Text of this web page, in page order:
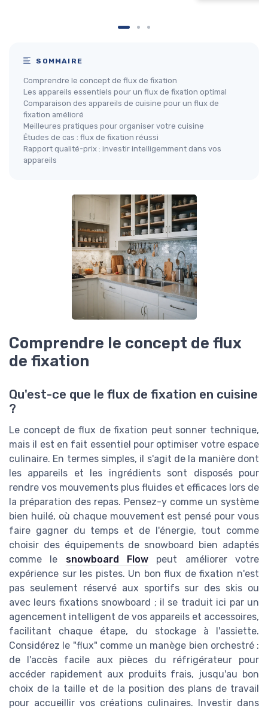
SOMMAIRE
Comprendre le concept de flux de fixation
Les appareils essentiels pour un flux de fixation optimal
Comparaison des appareils de cuisine pour un flux de
fixation amélioré
Meilleures pratiques pour organiser votre cuisine
Études de cas : flux de fixation réussi
Rapport qualité-prix : investir intelligemment dans vos
appareils
Comprendre le concept de flux
de fixation
Qu'est-ce que le flux de fixation en cuisine
?
Le concept de flux de fixation peut sonner technique,
mais il est en fait essentiel pour optimiser votre espace
culinaire. En termes simples, il s'agit de la manière dont
les appareils et les ingrédients sont disposés pour
rendre vos mouvements plus fluides et efficaces lors de
la préparation des repas. Pensez-y comme un système
bien huilé, où chaque mouvement est pensé pour vous
faire gagner du temps et de l'énergie, tout comme
choisir des équipements de snowboard bien adaptés
comme le snowboard Flow peut améliorer votre
expérience sur les pistes. Un bon flux de fixation n'est
pas seulement réservé aux sportifs sur des skis ou
avec leurs fixations snowboard ; il se traduit ici par un
agencement intelligent de vos appareils et accessoires,
facilitant chaque étape, du stockage à l'assiette.
Considérez le "flux" comme un manège bien orchestré :
de l'accès facile aux pièces du réfrigérateur pour
accéder rapidement aux produits frais, jusqu'au bon
choix de la taille et de la position des plans de travail
pour accueillir vos créations culinaires. Investir dans